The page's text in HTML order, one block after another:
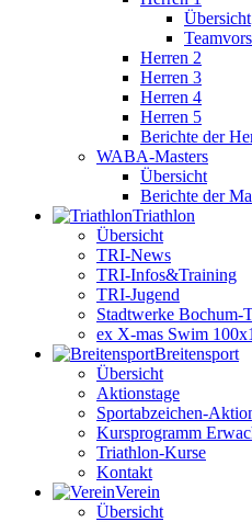
Übersicht
Herren 2
Herren 3
Herren 4
Herren 5
Berichte der
WABA-Masters
Übersicht
Berichte der
Triathlon
Übersicht
TRI-News
TRI-Infos&Training
TRI-Jugend
Stadtwerke Bochum-
ex X-mas Swim
Breiten­sport
Übersicht
Aktionstage
Sportabzeichen-
Kursprogramm
Triathlon-Kurse
Kontakt
Verein
Übersicht